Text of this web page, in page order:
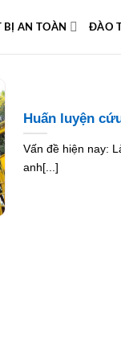
BỊ AN TOÀN ĐÀO
Huấn luyện
Vấn đề hiện nay:
anh[...]